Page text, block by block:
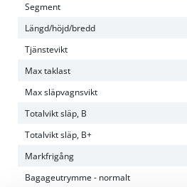
Segment
Längd/höjd/bredd
Tjänstevikt
Max taklast
Max släpvagnsvikt
Totalvikt släp, B
Totalvikt släp, B+
Markfrigång
Bagageutrymme - normalt